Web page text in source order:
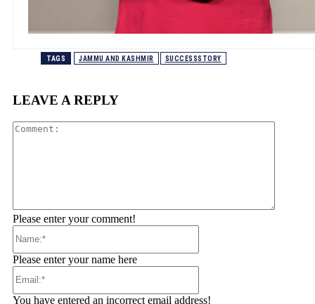
TAGS JAMMU AND KASHMIR SUCCESSSTORY
LEAVE A REPLY
Please enter your comment!
Please enter your name here
You have entered an incorrect email address!